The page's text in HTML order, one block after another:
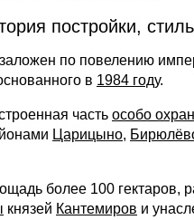
постройки,
по повелению
в 1984 году.
часть особо
Царицыно,
более 100 гектаров,
князей Кантемиров и